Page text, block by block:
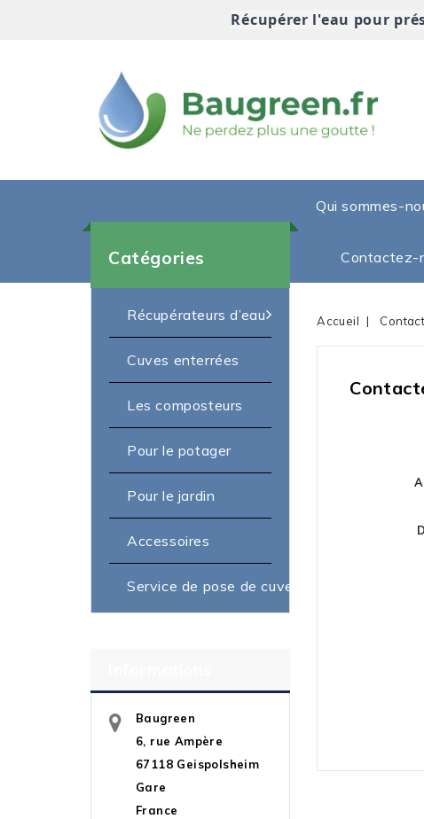
Récupérer l'eau pour
Qui sommes-
Contactez-
Catégories
Récupérateurs d’eau
Cuves enterrées
Les composteurs
Pour le potager
Pour le jardin
Accessoires
Service de pose de cuve
Baugreen
6, rue Ampère
67118 Geispolsheim
Gare
France
Accueil